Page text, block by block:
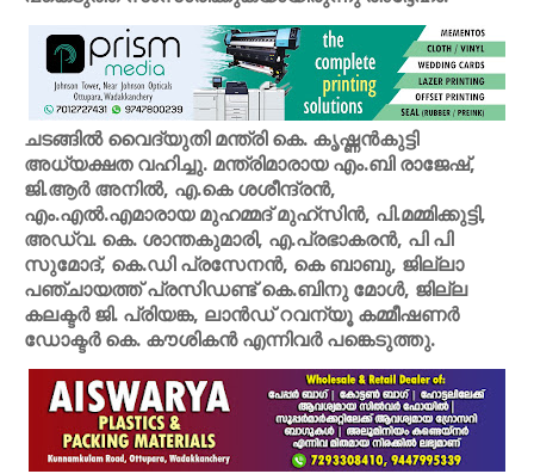
ചടങ്ങിൽ വൈദ്യുതി മന്ത്രി കെ. കൃഷ്ണൻകുട്ടി
അധ്യക്ഷത വഹിച്ചു. മന്ത്രിമാരായ എം.ബി രാജേഷ്,
ജി.ആർ അനിൽ, എ.കെ ശശീന്ദ്രൻ,
എം.എൽ.എമാരായ മുഹമ്മദ് മുഹ്സിൻ, പി.മമ്മിക്കുട്ടി,
അഡ്വ. കെ. ശാന്തകുമാരി, എ.പ്രഭാകരൻ, പി പി
സുമോദ്, കെ.ഡി പ്രസേനൻ, കെ ബാബു, ജില്ലാ
പഞ്ചായത്ത് പ്രസിഡണ്ട് കെ.ബിനു മോൾ, ജില്ല
കലക്ടർ ജി. പ്രിയങ്ക, ലാൻഡ് റവന്യൂ കമ്മീഷണർ
ഡോക്ടർ കെ. കൗശികൻ എന്നിവർ പങ്കെടുത്തു.